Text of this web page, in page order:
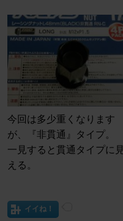
今回は多少重くなります
が、『非貫通』タイプ。
一見すると貫通タイプに見
える。
イイね！